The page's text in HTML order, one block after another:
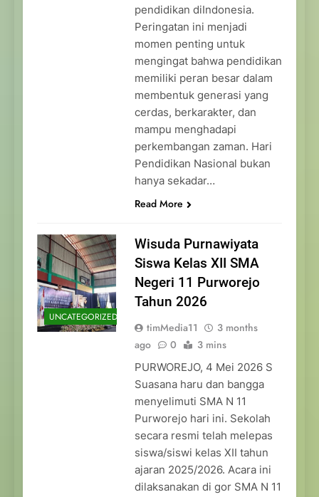
pendidikan diIndonesia.
Peringatan ini menjadi
momen penting untuk
mengingat bahwa pendidikan
memiliki peran besar dalam
membentuk generasi yang
cerdas, berkarakter, dan
mampu menghadapi
perkembangan zaman. Hari
Pendidikan Nasional bukan
hanya sekadar…
Read More
UNCATEGORIZED
Wisuda Purnawiyata
Siswa Kelas XII SMA
Negeri 11 Purworejo
Tahun 2026
timMedia11
3 months
ago
0 3 mins
PURWOREJO, 4 Mei 2026 S
Suasana haru dan bangga
menyelimuti SMA N 11
Purworejo hari ini. Sekolah
secara resmi telah melepas
siswa/siswi kelas XII tahun
ajaran 2025/2026. Acara ini
dilaksanakan di gor SMA N 11